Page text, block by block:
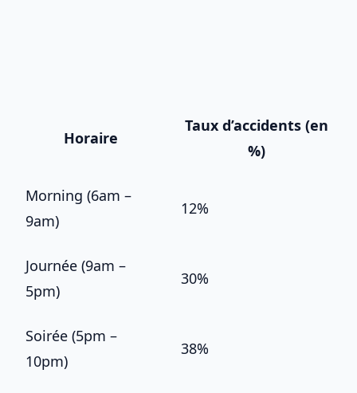
Horaire
Taux d’accidents (en
%)
Morning (6am –
9am)
12%
Journée (9am –
5pm)
30%
Soirée (5pm –
10pm)
38%